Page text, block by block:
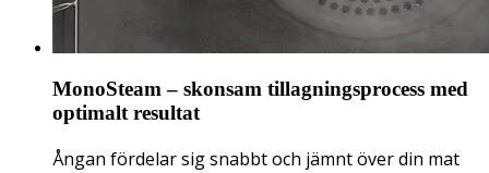
MonoSteam – skonsam tillagningsprocess med
optimalt resultat
Ångan fördelar sig snabbt och jämnt över din mat